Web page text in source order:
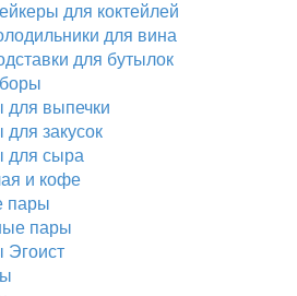
для коктейлей
для вина
для бутылок
выпечки
закусок
для сыра
и кофе
пары
пары